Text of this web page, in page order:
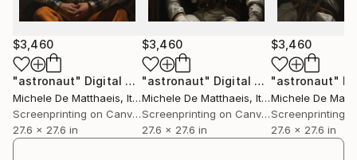
Forme che galleggiano nello spazio evocano
sensazioni fuori dal tempo, ma chiare e ben definite in
un dato luogo.
Forme di un altro tipo, di un altro mondo, che mirano
ad ampliare la percezione tipica e quotidiana, ad
aprire nuovi confini; i confini della libera
interpretazione di quelle forme.
$3,460
"astronaut" Digital Art
Michele De Matthaeis, Italy
Screenprinting on Canvas
27.6 x 27.6 in
$3,460
"astronaut" Digital Art
Michele De Matthaeis, Italy
Screenprinting on Canvas
27.6 x 27.6 in
$3,460
"astronaut"
Michele De
27.6 x 27.6 in